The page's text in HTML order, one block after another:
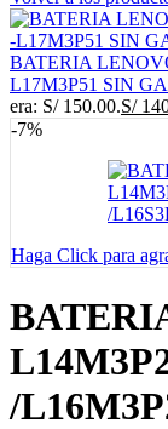
BATERIA
L17M3P51 SIN
era: S/ 150.00.S/
-7%
Haga Click para
/